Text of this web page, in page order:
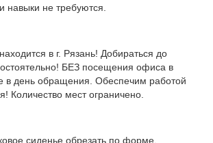
навыки не требуются.
в г. Рязань! Добираться до
БЕЗ посещения офиса в
в день обращения. Обеспечим работой
Количество мест ограничено.
сиденье обрезать по форме.